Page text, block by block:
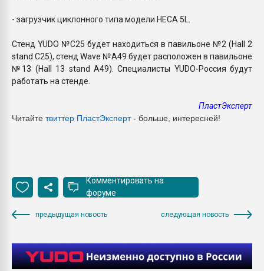
- загрузчик циклонного типа модели HECA 5L.
Стенд YUDO №С25 будет находиться в павильоне №2 (Hall 2
stand C25), стенд Wave №А49 будет расположен в павильоне
№13 (Hall 13 stand A49). Специалисты YUDO-Россия будут
работать на стенде.
ПластЭксперт
Читайте твиттер ПластЭксперт- больше, интересней!
Комментировать на
форуме
предыдущая новость следующая новость